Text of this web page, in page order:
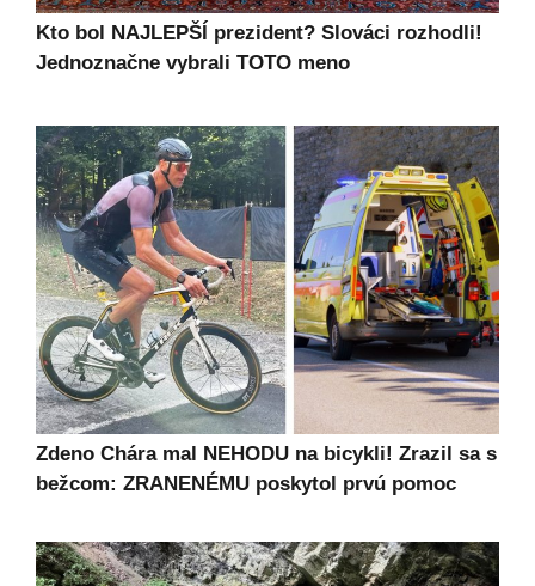
Kto bol NAJLEPŠÍ prezident? Slováci rozhodli!
Jednoznačne vybrali TOTO meno
Zdeno Chára mal NEHODU na bicykli! Zrazil sa s
bežcom: ZRANENÉMU poskytol prvú pomoc